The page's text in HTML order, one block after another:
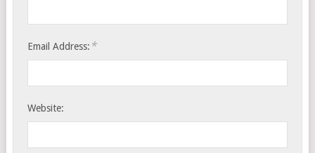
Email Address: *
Website: